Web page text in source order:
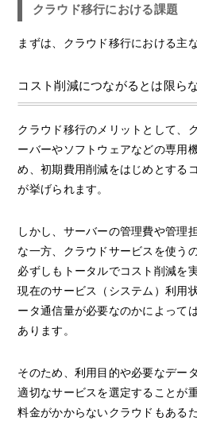
クラウド移行における課題
まずは、クラウド移行における主
コスト削減につながるとは限ら
クラウド移行のメリットとして、
ーバーやソフトウェアなどの専用
め、初期費用削減をはじめとする
が挙げられます。
しかし、サーバーの管理費や管理
な一方、クラウドサービスを使う
必ずしもトータルでコスト削減を
現在のサービス（システム）利用
ータ通信量が必要なのかによって
あります。
そのため、利用目的や必要なデー
適切なサービスを選定することが
料金がかからないクラウドもある